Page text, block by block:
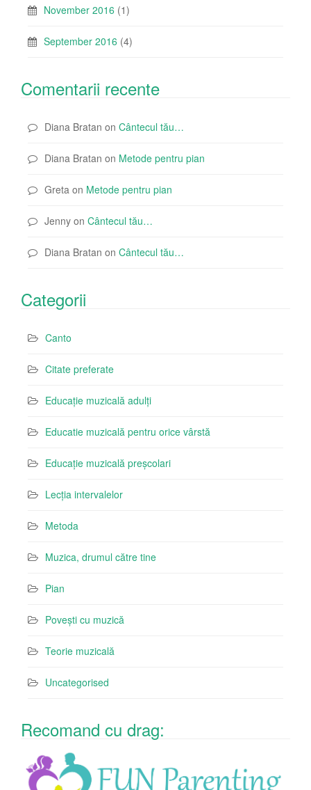
November 2016 (1)
September 2016 (4)
Comentarii recente
Diana Bratan on Cântecul tău…
Diana Bratan on Metode pentru pian
Greta on Metode pentru pian
Jenny on Cântecul tău…
Diana Bratan on Cântecul tău…
Categorii
Canto
Citate preferate
Educație muzicală adulți
Educatie muzicală pentru orice vârstă
Educație muzicală preșcolari
Lecția intervalelor
Metoda
Muzica, drumul către tine
Pian
Povești cu muzică
Teorie muzicală
Uncategorised
Recomand cu drag: